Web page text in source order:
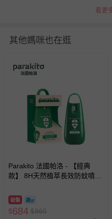
及之處，避免誤食。3歲以
油精油﹑丁香苞精油﹑薄荷
聚物﹑聚丙烯 手環帶-聚酯纖
使用方式：將防蚊片放入手
開始防蚊
洗滌/清潔建議：將防蚊片
中性洗潔劑。洗淨後在陰
退換貨須知
您所購買的商品享有7天的
包含完整包裝、配件、說明
看更
其他媽咪也在逛
Parakito 法國帕洛 - 【經典
款】 8H天然植萃長效防蚊噴霧
破盤
$684 $860